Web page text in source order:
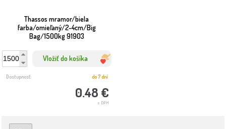
Thassos mramor/biela
farba/omieľaný/2-4cm/Big
Bag/1500kg 91903
Vložiť do košíka
0.48 €
s DPH
Dostupnosť: do 7 dní